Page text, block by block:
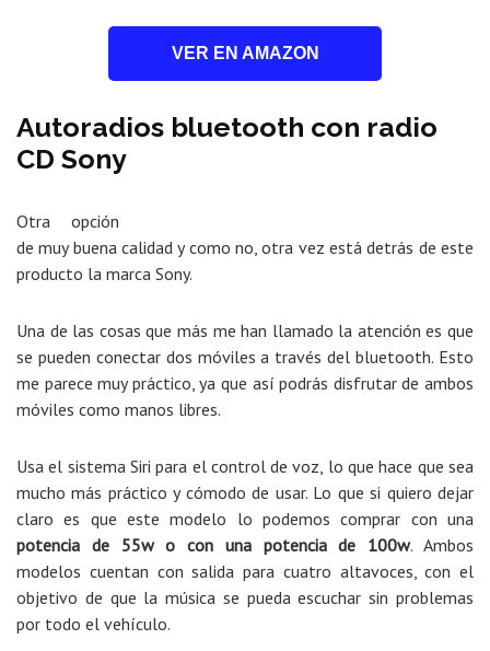
VER EN AMAZON
Autoradios bluetooth con radio
CD Sony
Otra opción
de muy buena calidad y como no, otra vez está detrás de este
producto la marca Sony.
Una de las cosas que más me han llamado la atención es que
se pueden conectar dos móviles a través del bluetooth. Esto
me parece muy práctico, ya que así podrás disfrutar de ambos
móviles como manos libres.
Usa el sistema Siri para el control de voz, lo que hace que sea
mucho más práctico y cómodo de usar. Lo que si quiero dejar
claro es que este modelo lo podemos comprar con una
potencia de 55w o con una potencia de 100w. Ambos
modelos cuentan con salida para cuatro altavoces, con el
objetivo de que la música se pueda escuchar sin problemas
por todo el vehículo.